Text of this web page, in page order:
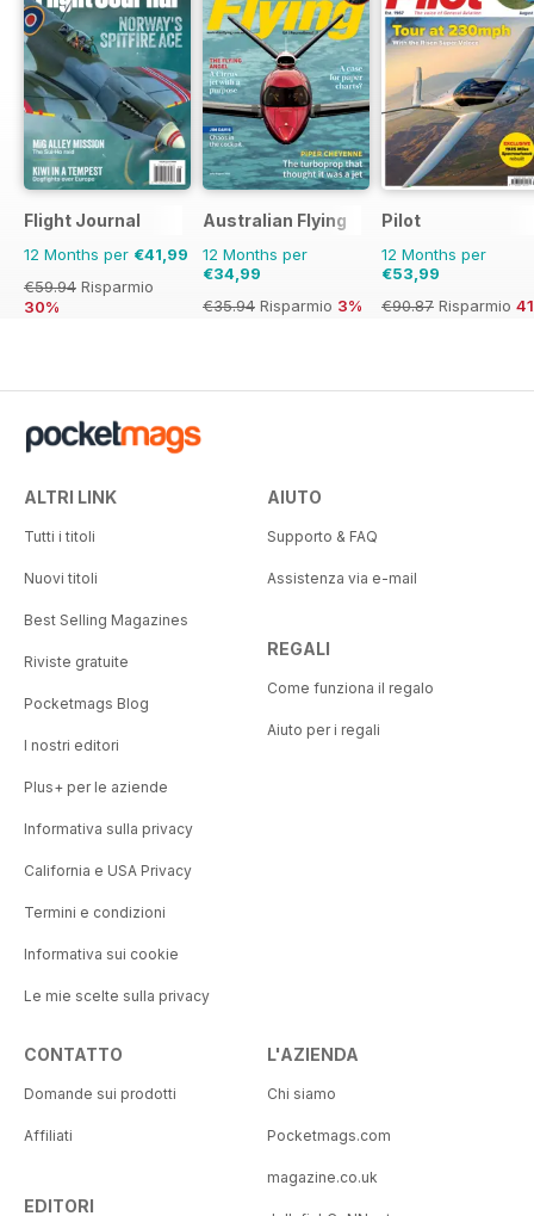
Flight Journal
12 Months per €41,99
€59.94 Risparmio
30%
Australian Flying
12 Months per
€34,99
€35.94 Risparmio 3%
Pilot
12 Months per
€53,99
€90.87 Risparmio
ALTRI LINK
Tutti i titoli
Nuovi titoli
Best Selling Magazines
Riviste gratuite
Pocketmags Blog
I nostri editori
Plus+ per le aziende
Informativa sulla privacy
California e USA Privacy
Termini e condizioni
Informativa sui cookie
Le mie scelte sulla privacy
AIUTO
Supporto & FAQ
Assistenza via e-mail
REGALI
Come funziona il regalo
Aiuto per i regali
CONTATTO
Domande sui prodotti
Affiliati
EDITORI
L'AZIENDA
Chi siamo
Pocketmags.com
magazine.co.uk